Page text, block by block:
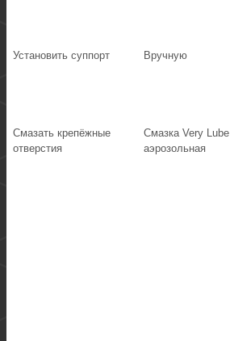
Установить суппорт Вручную
Смазать крепёжные
отверстия
Смазка Very Lube
аэрозольная